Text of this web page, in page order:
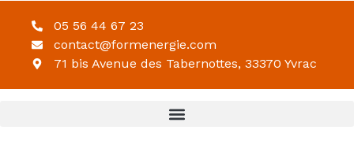
05 56 44 67 23
contact@formenergie.com
71 bis Avenue des Tabernottes, 33370 Yvrac